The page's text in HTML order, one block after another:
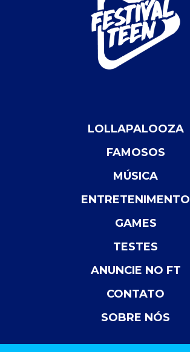
LOLLAPALOOZA
FAMOSOS
MÚSICA
ENTRETENIMENTO
GAMES
TESTES
ANUNCIE NO FT
CONTATO
SOBRE NÓS